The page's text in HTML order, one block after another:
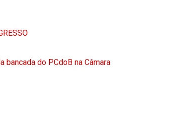
bancada do PCdoB na Câmara